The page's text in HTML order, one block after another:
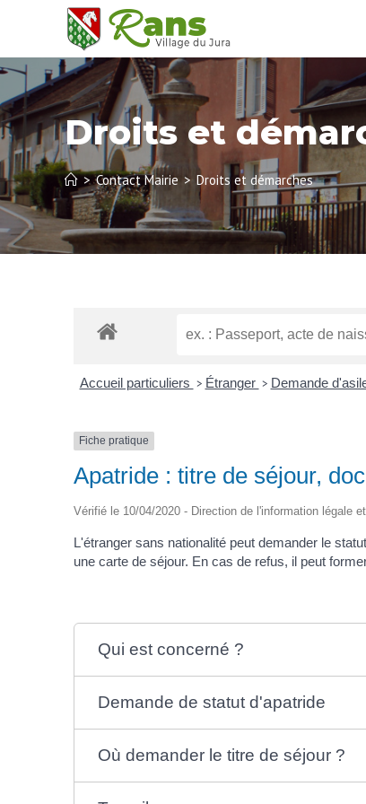
Droits et
> Contact Mairie > Droits et démarches
Accueil particuliers > Étranger > Demande
Fiche pratique
Apatride : titre de séjour,
Vérifié le 10/04/2020 - Direction de l'information légale
L'étranger sans nationalité peut demander le
une carte de séjour. En cas de refus, il peut
Qui est concerné ?
Demande de statut d'apatride
Où demander le titre de séjour ?